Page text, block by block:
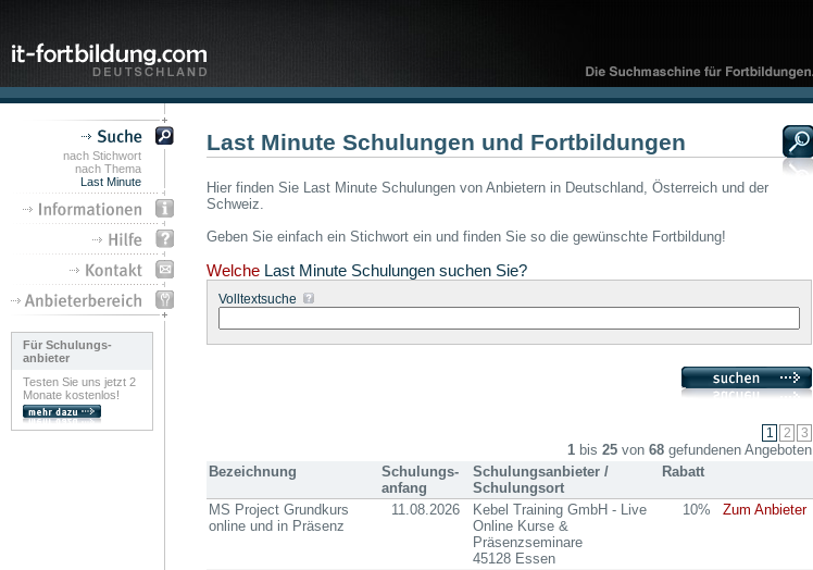
nach Stichwort
nach Thema
Last Minute
Für Schulungs-
anbieter
Testen Sie uns jetzt 2
Monate kostenlos!
Last Minute Schulungen und Fortbildungen
Hier finden Sie Last Minute Schulungen von Anbietern in Deutschland, Österreich und der
Schweiz.
Geben Sie einfach ein Stichwort ein und finden Sie so die gewünschte Fortbildung!
Welche Last Minute Schulungen suchen Sie?
Volltextsuche
1 bis 25 von 68 gefundenen Angeboten
Bezeichnung
Schulungs-
anfang
Schulungsanbieter /
Schulungsort
Rabatt
MS Project Grundkurs
online und in Präsenz
11.08.2026
Kebel Training GmbH - Live
Online Kurse &
Präsenzseminare
45128 Essen
10% Zum Anbieter